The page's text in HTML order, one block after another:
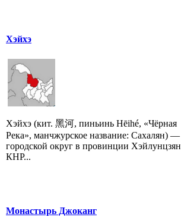
Хэйхэ
Хэйхэ (кит. 黑河, пиньинь Hēihé, «Чёрная
Река», манчжурское название: Сахалян) —
городской округ в провинции Хэйлунцзян
КНР...
Монастырь Джоканг